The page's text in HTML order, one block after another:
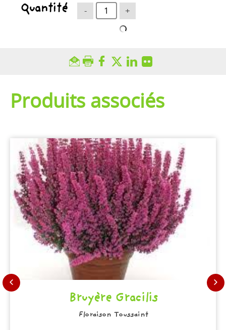
Quantité - +
Produits associés
Bruyère Gracilis
Floraison Toussaint